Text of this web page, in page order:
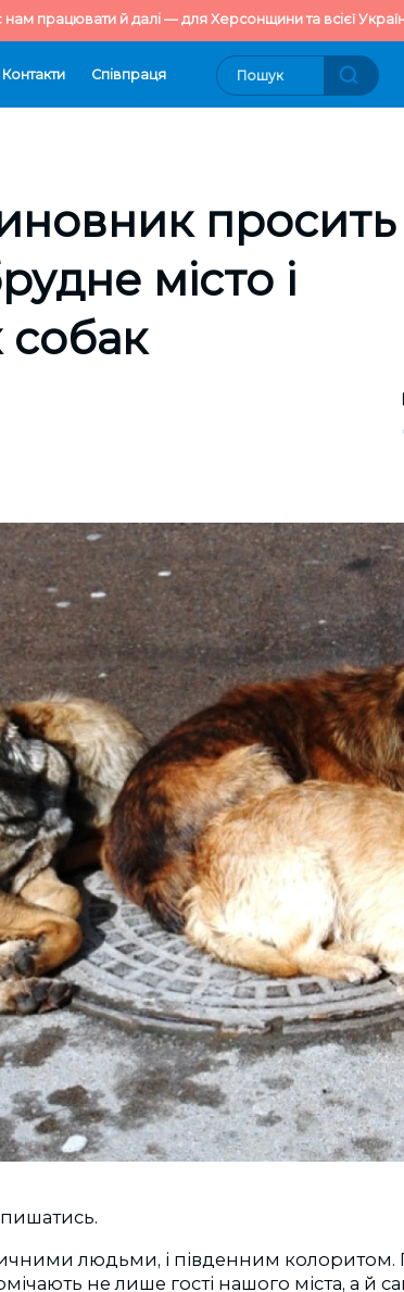
працювати й далі — для Херсонщини та всієї
Контакти Cпівпраця
просить
місто і
собак
людьми, і південним колоритом.
не лише гості нашого міста, а й